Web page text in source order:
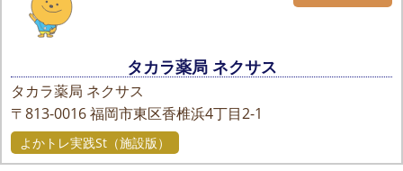
タカラ薬局 ネクサス
タカラ薬局 ネクサス
〒813-0016福岡市東区香椎浜4丁目2-1
よかトレ実践St（施設版）